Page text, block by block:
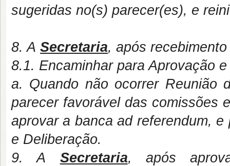
sugeridas no(s) parecer(es), e
8. A Secretaria, após
8.1. Encaminhar para Aprovação
a. Quando não ocorrer Reunião
parecer favorável das comissões
aprovar a banca ad referendum,
e Deliberação.
9. A Secretaria, após